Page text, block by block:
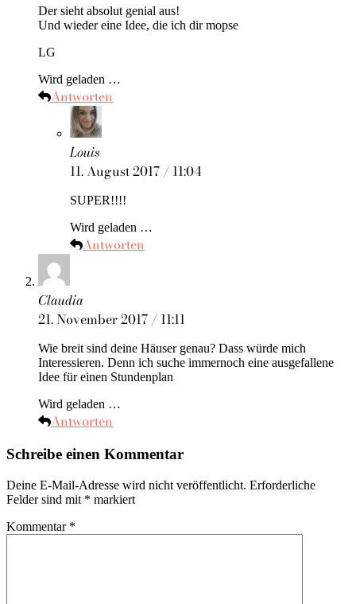
Der sieht absolut genial aus!
Und wieder eine Idee, die ich dir mopse
LG
Wird geladen …
Antworten
Louis
11. August 2017 / 11:04
SUPER!!!!
Wird geladen …
Antworten
Claudia
21. November 2017 / 11:11
Wie breit sind deine Häuser genau? Dass würde mich
Interessieren. Denn ich suche immernoch eine ausgefallene
Idee für einen Stundenplan
Wird geladen …
Antworten
Schreibe einen Kommentar
Deine E-Mail-Adresse wird nicht veröffentlicht. Erforderliche
Felder sind mit * markiert
Kommentar *